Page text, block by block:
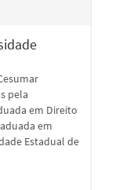
pela
em Direito
em
Estadual de